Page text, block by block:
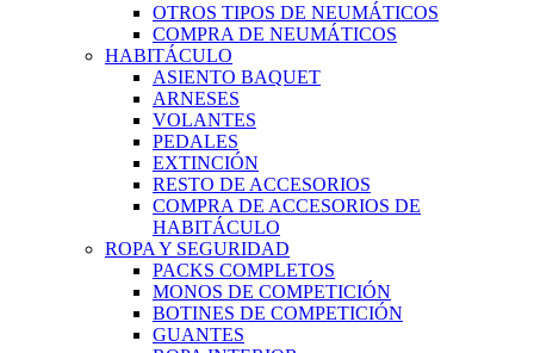
OTROS TIPOS DE NEUMÁTICOS
COMPRA DE NEUMÁTICOS
HABITÁCULO
ASIENTO BAQUET
ARNESES
VOLANTES
PEDALES
EXTINCIÓN
RESTO DE ACCESORIOS
COMPRA DE ACCESORIOS DE
HABITÁCULO
ROPA Y SEGURIDAD
PACKS COMPLETOS
MONOS DE COMPETICIÓN
BOTINES DE COMPETICIÓN
GUANTES